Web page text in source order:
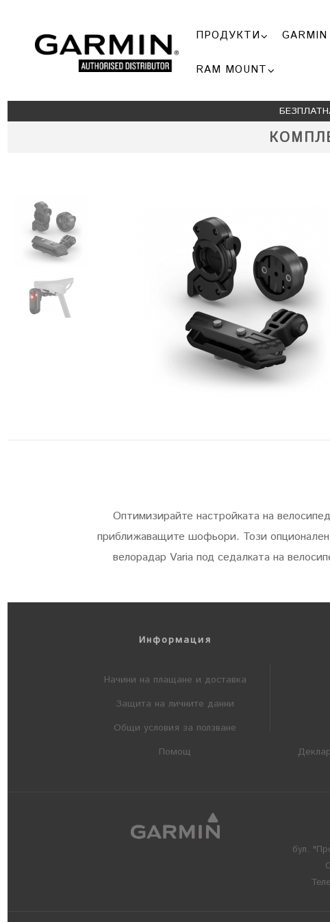
ПРОДУКТИ
RAM MOUNT
Оптимизирайте настройката на
приближаващите шофьори. Този
велорадар Varia под седалката на
Информация
Начини на плащане и доставка
Защита на личните данни
Общи условия за ползване
Помощ
бул.